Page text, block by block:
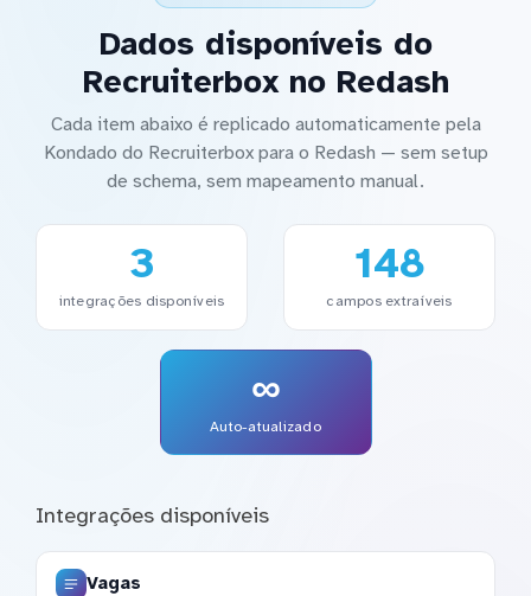
Dados disponíveis do
Recruiterbox no Redash
Cada item abaixo é replicado automaticamente pela
Kondado do Recruiterbox para o Redash — sem setup
de schema, sem mapeamento manual.
3
integrações disponíveis
148
campos extraíveis
∞
Auto-atualizado
Integrações disponíveis
Vagas